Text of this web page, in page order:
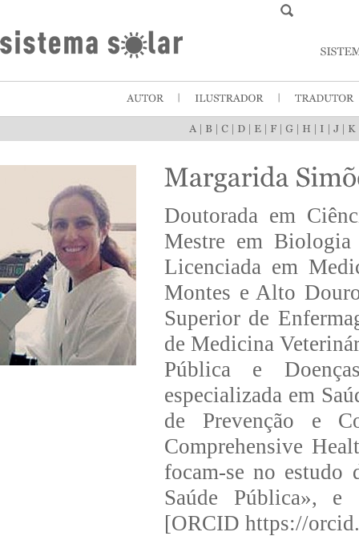
Doutorada em
Mestre em Biologia
Licenciada em
Montes e Alto
Superior de
de Medicina
Pública e
especializada em
de Prevenção e
Comprehensive
focam-se no estudo
Saúde Pública», e
[ORCID https://